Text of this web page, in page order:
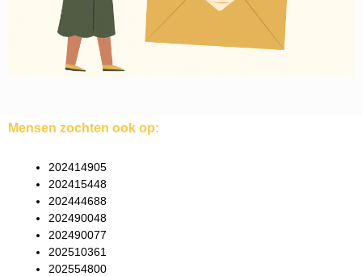
Mensen zochten ook op:
202414905
202415448
202444688
202490048
202490077
202510361
202554800